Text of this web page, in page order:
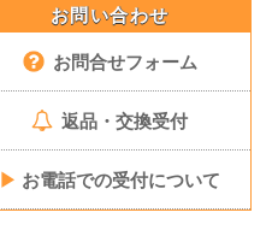
お問い合わせ
お問合せフォーム
返品・交換受付
▶ お電話での受付について